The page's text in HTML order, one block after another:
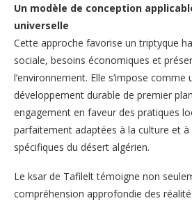
Un modèle de conception
universelle
Cette approche favorise un triptyque
sociale, besoins économiques et
l’environnement. Elle s’impose comme
développement durable de premier
engagement en faveur des pratiques
parfaitement adaptées à la culture et à
spécifiques du désert algérien.
Le ksar de Tafilelt témoigne non
compréhension approfondie des